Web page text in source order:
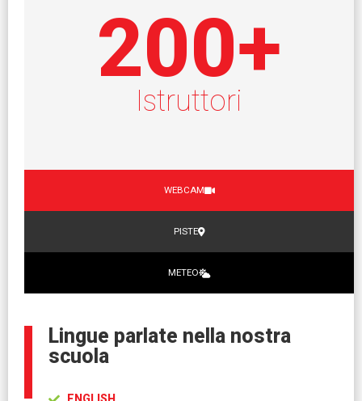
Istruttori
200+
WEBCAM
PISTE
METEO
Lingue parlate nella nostra
scuola